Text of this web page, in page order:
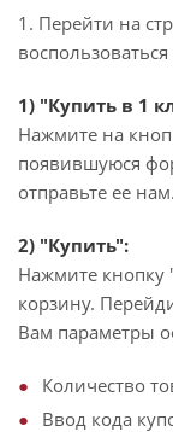
1. Перейти на
1) "Купить в 1
Нажмите на
появившуюся
отправьте ее нам.
2) "Купить":
Нажмите кнопку
корзину.
Вам параметры
Количество
Ввод кода